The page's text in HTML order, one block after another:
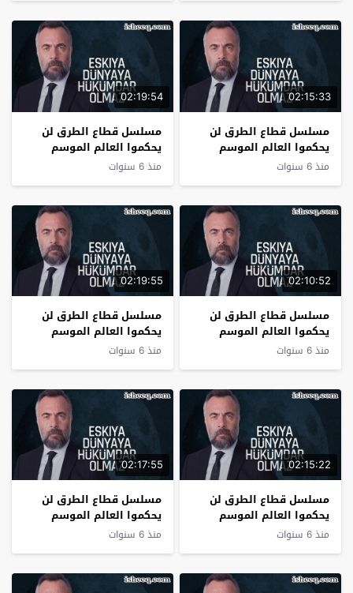
02:15:33
مسلسل قطاع الطرق لن
يحكموا العالم الموسم
الرابع الحلقة 30
منذ 6 سنوات
02:19:54
مسلسل قطاع الطرق لن
يحكموا العالم الموسم
الرابع الحلقة 29
منذ 6 سنوات
02:10:52
مسلسل قطاع الطرق لن
يحكموا العالم الموسم
الرابع الحلقة 28
منذ 6 سنوات
02:19:55
مسلسل قطاع الطرق لن
يحكموا العالم الموسم
الرابع الحلقة 27
منذ 6 سنوات
02:15:22
مسلسل قطاع الطرق لن
يحكموا العالم الموسم
الرابع الحلقة 26
منذ 6 سنوات
02:17:55
مسلسل قطاع الطرق لن
يحكموا العالم الموسم
الرابع الحلقة 25
منذ 6 سنوات